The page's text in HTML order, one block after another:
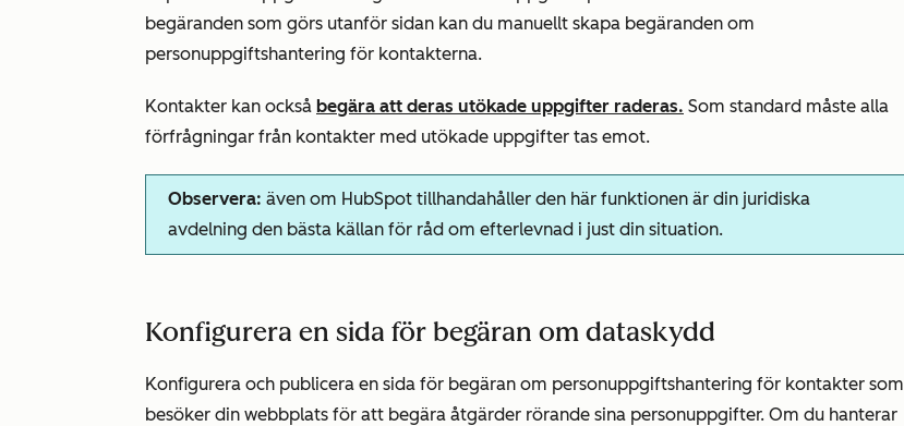
begäranden som görs utanför sidan kan du manuellt skapa begäranden om
personuppgiftshantering för kontakterna.
Kontakter kan också begära att deras utökade uppgifter raderas. Som standard måste alla
förfrågningar från kontakter med utökade uppgifter tas emot.
Observera: även om HubSpot tillhandahåller den här funktionen är din juridiska
avdelning den bästa källan för råd om efterlevnad i just din situation.
Konfigurera en sida för begäran om dataskydd
Konfigurera och publicera en sida för begäran om personuppgiftshantering för kontakter som
besöker din webbplats för att begära åtgärder rörande sina personuppgifter. Om du hanterar